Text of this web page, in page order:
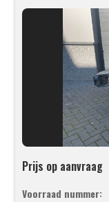
Prijs op aanvraag
Voorraad nummer: